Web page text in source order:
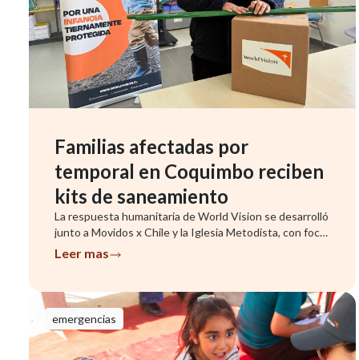
Familias afectadas por
temporal en Coquimbo reciben
kits de saneamiento
La respuesta humanitaria de World Vision se desarrolló
junto a Movidos x Chile y la Iglesia Metodista, con foco
en famil...
Leer mas
emergencias